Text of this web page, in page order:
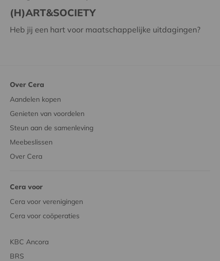
(H)ART&SOCIETY
Heb jij een hart voor maatschappelijke uitdagingen?
Over Cera
Aandelen kopen
Genieten van voordelen
Steun aan de samenleving
Meebeslissen
Over Cera
Cera voor
Cera voor verenigingen
Cera voor coöperaties
KBC Ancora
BRS